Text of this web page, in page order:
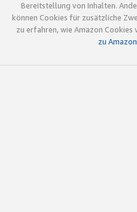
Bereitstellung von Inhalten.
können Cookies für zusätzliche
zu erfahren, wie Amazon
zu